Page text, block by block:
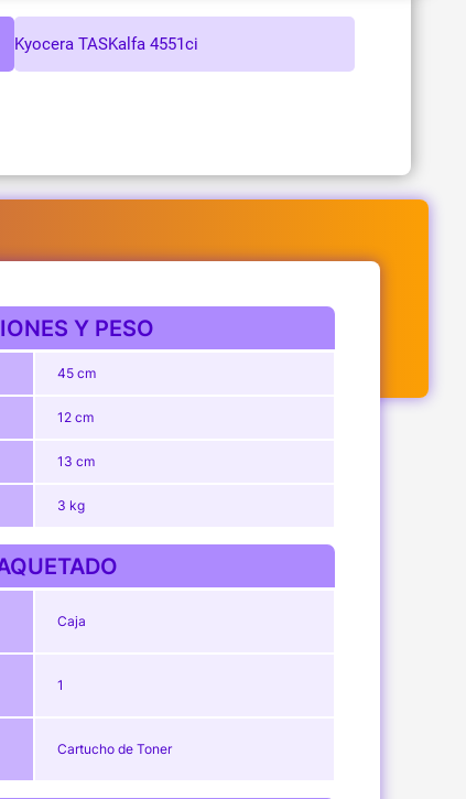
Kyocera TASKalfa 4551ci
Y PESO
45 cm
12 cm
13 cm
3 kg
Caja
1
Cartucho de Toner